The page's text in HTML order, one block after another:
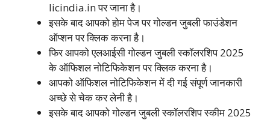
licindia.in पर जाना है।
इसके बाद आपको होम पेज पर गोल्डन जुबली फाउंडेशन
ऑप्शन पर क्लिक करना है।
फिर आपको एलआईसी गोल्डन जुबली स्कॉलरशिप 2025
के ऑफिशल नोटिफिकेशन पर क्लिक करना है।
आपको ऑफिशल नोटिफिकेशन में दी गई संपूर्ण जानकारी
अच्छे से चेक कर लेनी है।
इसके बाद आपको गोल्डन जुबली स्कॉलरशिप स्कीम 2025